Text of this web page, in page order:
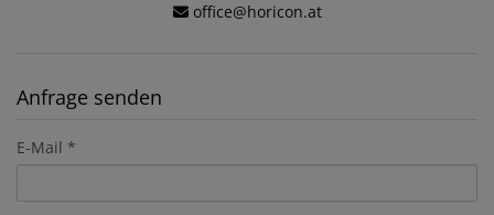
office@horicon.at
Anfrage senden
E-Mail